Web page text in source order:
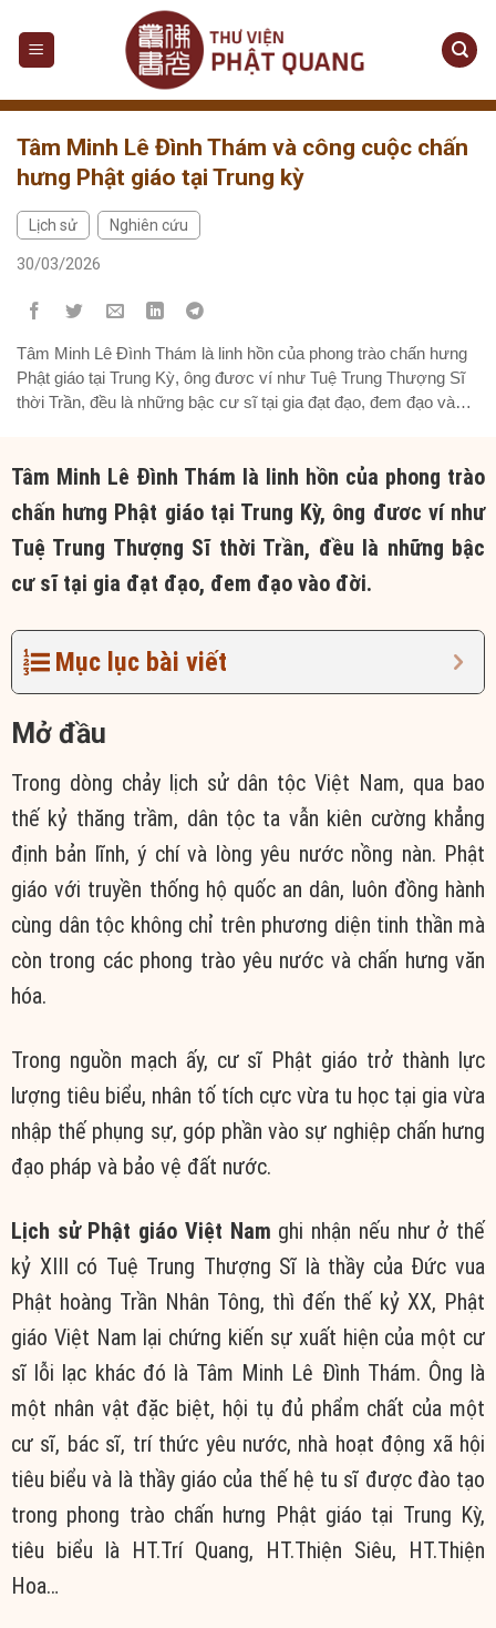
content
Tâm Minh Lê Đình Thám và công cuộc chấn
hưng Phật giáo tại Trung kỳ
Lịch sử Nghiên cứu
30/03/2026
Tâm Minh Lê Đình Thám là linh hồn của phong trào chấn hưng
Phật giáo tại Trung Kỳ, ông đươc ví như Tuệ Trung Thượng Sĩ
thời Trần, đều là những bậc cư sĩ tại gia đạt đạo, đem đạo vào
Tâm Minh Lê Đình Thám là linh hồn của phong trào
chấn hưng Phật giáo tại Trung Kỳ, ông đươc ví như
Tuệ Trung Thượng Sĩ thời Trần, đều là những bậc
cư sĩ tại gia đạt đạo, đem đạo vào đời.
Mục lục bài viết
Mở đầu
Trong dòng chảy lịch sử dân tộc Việt Nam, qua bao
thế kỷ thăng trầm, dân tộc ta vẫn kiên cường khẳng
định bản lĩnh, ý chí và lòng yêu nước nồng nàn. Phật
giáo với truyền thống hộ quốc an dân, luôn đồng hành
cùng dân tộc không chỉ trên phương diện tinh thần mà
còn trong các phong trào yêu nước và chấn hưng văn
hóa.
Trong nguồn mạch ấy, cư sĩ Phật giáo trở thành lực
lượng tiêu biểu, nhân tố tích cực vừa tu học tại gia vừa
nhập thế phụng sự, góp phần vào sự nghiệp chấn hưng
đạo pháp và bảo vệ đất nước.
Lịch sử Phật giáo Việt Nam ghi nhận nếu như ở thế
kỷ XIII có Tuệ Trung Thượng Sĩ là thầy của Đức vua
Phật hoàng Trần Nhân Tông, thì đến thế kỷ XX, Phật
giáo Việt Nam lại chứng kiến sự xuất hiện của một cư
sĩ lỗi lạc khác đó là Tâm Minh Lê Đình Thám. Ông là
một nhân vật đặc biệt, hội tụ đủ phẩm chất của một
cư sĩ, bác sĩ, trí thức yêu nước, nhà hoạt động xã hội
tiêu biểu và là thầy giáo của thế hệ tu sĩ được đào tạo
trong phong trào chấn hưng Phật giáo tại Trung Kỳ,
tiêu biểu là HT.Trí Quang, HT.Thiện Siêu, HT.Thiện
Hoa…